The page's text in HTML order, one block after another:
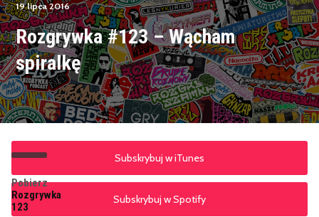
Archiwum
FAQs
Kontakt
19 lipca 2016
Rozgrywka #123 – Wącham
spiralkę
Subskrybuj w iTunes
Subskrybuj w Spotify
Pobierz
Rozgrywka
123